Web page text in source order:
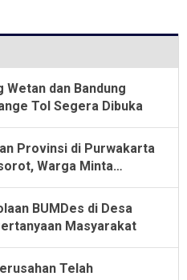
dan Bandung
Tol Segera Dibuka
Provinsi di Purwakarta
Warga Minta
Ketat
BUMDes di Desa
Masyarakat
Telah